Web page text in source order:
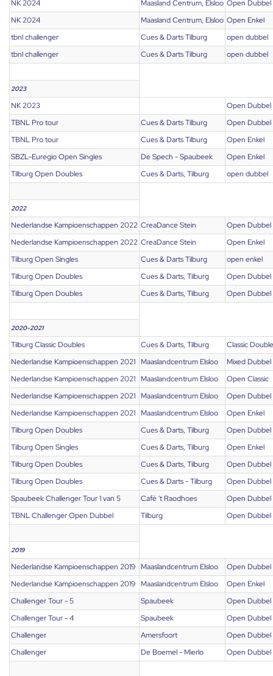
NK 2024 Maasland Centrum, Elsloo Open Dubbel
NK 2024
Maasland Centrum, Elsloo Open Enkel
tbnl challenger
Cues & Darts Tilburg
open dubbel
tbnl challenger
Cues & Darts Tilburg open dubbel
2023
NK 2023
Open Dubbel
TBNL Pro tour
Cues & Darts Tilburg
Open Dubbel
TBNL Pro tour
Cues & Darts Tilburg
Open Enkel
SBZL-Euregio Open Singles
De Spech - Spaubeek
Open Enkel
Tilburg Open Doubles
Cues & Darts, Tilburg open dubbel
2022
Nederlandse Kampioenschappen 2022 CreaDance Stein
Open Dubbel
Nederlandse Kampioenschappen 2022 CreaDance Stein
Open Enkel
Tilburg Open Singles
Cues & Darts Tilburg
open enkel
Tilburg Open Doubles
Cues & Darts, Tilburg
Open Dubbel
Tilburg Open Doubles
Cues & Darts, Tilburg Open Dubbel
2020-2021
Tilburg Classic Doubles Cues & Darts, Tilburg
Classic Double
Nederlandse Kampioenschappen 2021
Maaslandcentrum Elsloo
Mixed Dubbel
Nederlandse Kampioenschappen 2021
Maaslandcentrum Elsloo
Open Classic
Nederlandse Kampioenschappen 2021
Maaslandcentrum Elsloo
Open Dubbel
Nederlandse Kampioenschappen 2021
Maaslandcentrum Elsloo
Open Enkel
Tilburg Open Doubles
Cues & Darts, Tilburg
Open Dubbel
Tilburg Open Singles
Cues & Darts, Tilburg
Open Enkel
Tilburg Open Doubles
Cues & Darts, Tilburg
Open Dubbel
Tilburg Open Doubles
Cues & Darts - Tilburg
Open Dubbel
Spaubeek Challenger Tour 1 van 5
Café 't Raodhoes
Open Dubbel
TBNL Challenger Open Dubbel
Tilburg Open Dubbel
2019
Nederlandse Kampioenschappen 2019 Maaslandcentrum Elsloo
Open Dubbel
Nederlandse Kampioenschappen 2019
Maaslandcentrum Elsloo
Open Enkel
Challenger Tour - 5
Spaubeek
Open Dubbel
Challenger Tour - 4
Spaubeek
Open Dubbel
Challenger
Amersfoort
Open Dubbel
Challenger
De Boemel - Mierlo Open Dubbel